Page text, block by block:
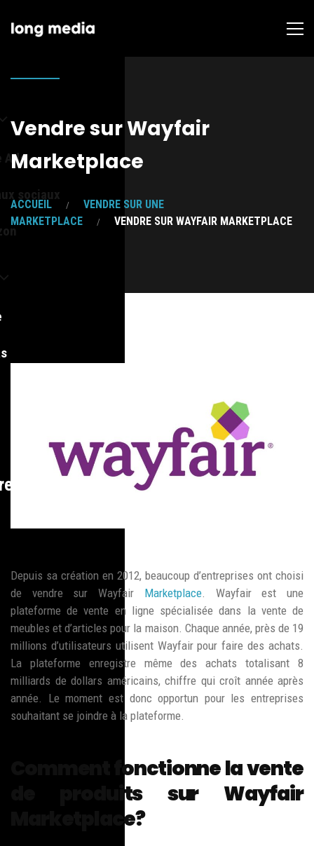
Ads
sociaux
Vendre sur Wayfair
Marketplace
ACCUEIL
VENDRE SUR UNE
MARKETPLACE
VENDRE SUR WAYFAIR MARKETPLACE
Depuis sa création en 2012, beaucoup d’entreprises ont choisi
de vendre sur Wayfair Marketplace. Wayfair est une
plateforme de vente en ligne spécialisée dans la vente de
meubles et d’articles pour la maison. Chaque année, près de 19
millions d’utilisateurs utilisent Wayfair pour faire des achats.
La plateforme enregistre même des achats totalisant 8
milliards de dollars américains, chiffre qui croît année après
année. Le moment est donc opportun pour les entreprises
souhaitant se joindre à la plateforme.
Comment fonctionne la vente
de produits sur Wayfair
Marketplace?